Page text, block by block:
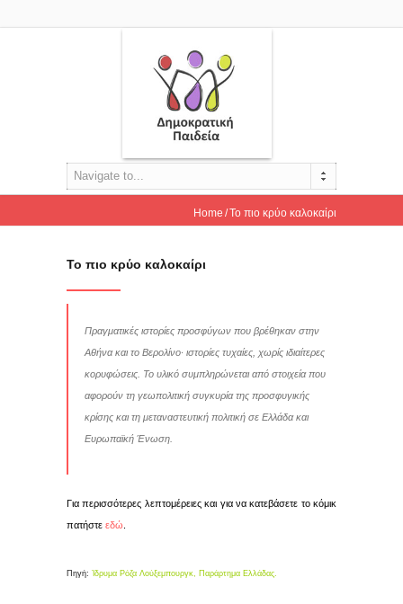
Navigate to...
Home Το πιο κρύο καλοκαίρι
Το πιο κρύο καλοκαίρι
Πραγματικές ιστορίες προσφύγων που βρέθηκαν στην
Αθήνα και το Βερολίνο· ιστορίες τυχαίες, χωρίς ιδιαίτερες
κορυφώσεις. Το υλικό συμπληρώνεται από στοιχεία που
αφορούν τη γεωπολιτική συγκυρία της προσφυγικής
κρίσης και τη μεταναστευτική πολιτική σε Ελλάδα και
Ευρωπαϊκή Ένωση.
Για περισσότερες λεπτομέρειες και για να κατεβάσετε το κόμικ
πατήστε εδώ
Πηγή: Ίδρυμα Ρόζα Λούξεμπουργκ, Παράρτημα Ελλάδας.